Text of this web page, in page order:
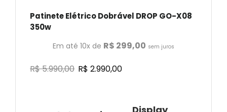
Patinete Elétrico Dobrável DROP GO-X08
350w
Em até 10x de R$ 299,00 sem juros
R$5.990,00 R$ 2.990,00